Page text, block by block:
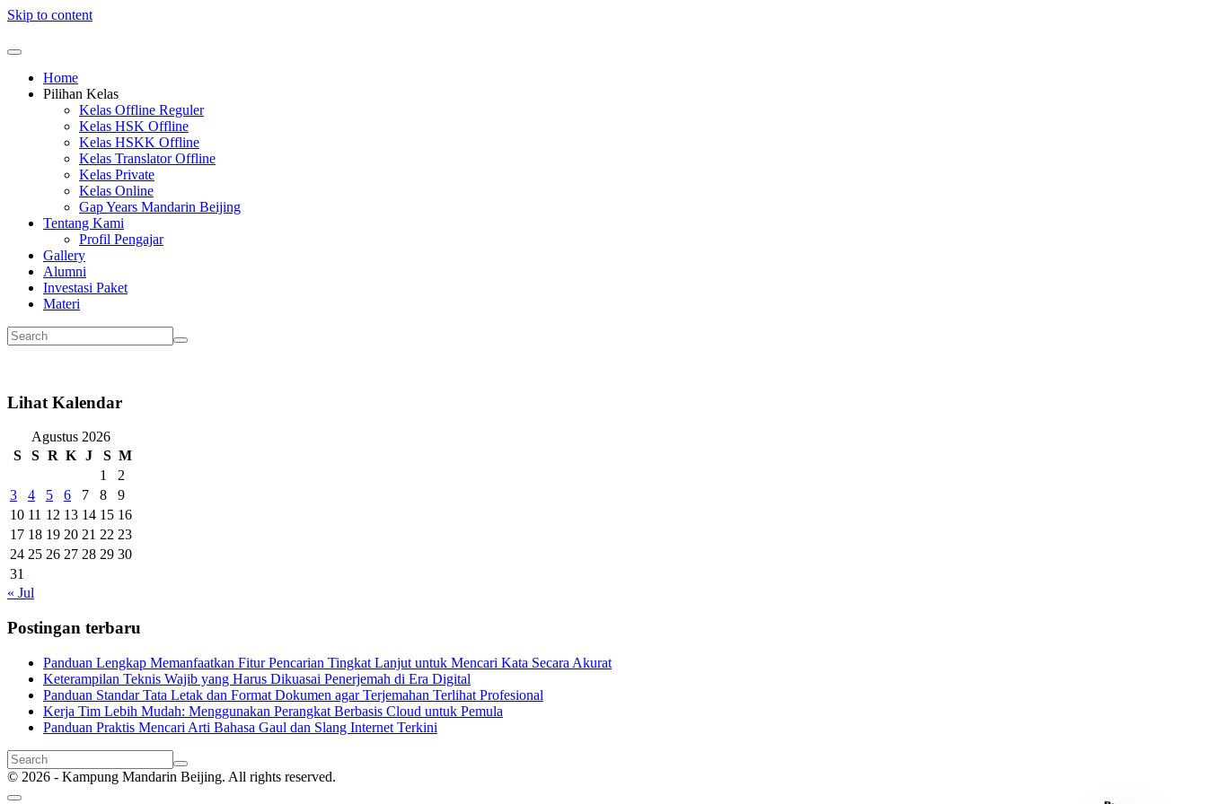
Skip to content
Home
Pilihan Kelas
Kelas Offline Reguler
Kelas HSK Offline
Kelas HSKK Offline
Kelas Translator Offline
Kelas Private
Kelas Online
Gap Years Mandarin Beijing
Tentang Kami
Profil Pengajar
Gallery
Alumni
Investasi Paket
Materi
Lihat Kalendar
Agustus 2026
S
S R K J S M
1
2
3
4 5 6 7 8
9
10 11 12 13 14 15 16
17 18 19 20 21 22 23
24 25 26 27 28 29 30
31
« Jul
Postingan terbaru
Panduan Lengkap Memanfaatkan Fitur Pencarian Tingkat Lanjut untuk Mencari Kata Secara Akurat
Keterampilan Teknis Wajib yang Harus Dikuasai Penerjemah di Era Digital
Panduan Standar Tata Letak dan Format Dokumen agar Terjemahan Terlihat Profesional
Kerja Tim Lebih Mudah: Menggunakan Perangkat Berbasis Cloud untuk Pemula
Panduan Praktis Mencari Arti Bahasa Gaul dan Slang Internet Terkini
© 2026 - Kampung Mandarin Beijing. All rights reserved.